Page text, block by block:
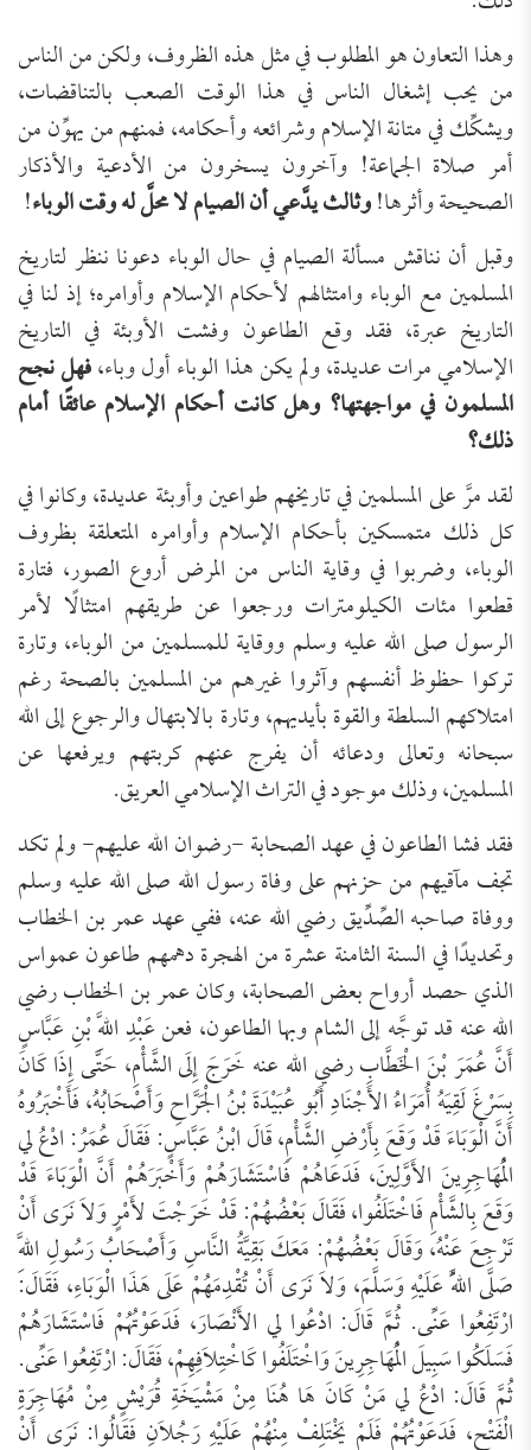
وهذا التعاون هو المطلوب في مثل هذه الظروف، ولكن من الناس
من يحب إشغال الناس في هذا الوقت الصعب بالتناقضات،
ويشكِّك في متانة الإسلام وشرائعه وأحكامه، فمنهم من يهوِّن من
أمر صلاة الجماعة! وآخرون يسخرون من الأدعية والأذكار
الصحيحة وأثرها!وثالث يدَّعي أن الصيام لا محلَّ له وقت الوباء!
وقبل أن نناقش مسألة الصيام في حال الوباء دعونا ننظر لتاريخ
المسلمين مع الوباء وامتثالهم لأحكام الإسلام وأوامره؛ إذ لنا في
التاريخ عبرة، فقد وقع الطاعون وفشت الأوبئة في التاريخ
الإسلامي مرات عديدة، ولم يكن هذا الوباء أول وباء،فهل نجح
المسلمون في مواجهتها؟ وهل كانت أحكام الإسلام عائقًا أمام
ذلك؟
لقد مرَّ على المسلمين في تاريخهم طواعين وأوبئة عديدة، وكانوا في
كل ذلك متمسكين بأحكام الإسلام وأوامره المتعلقة بظروف
الوباء، وضربوا في وقاية الناس من المرض أروع الصور، فتارة
قطعوا مئات الكيلومترات ورجعوا عن طريقهم امتثالًا لأمر
الرسول صلى الله عليه وسلم ووقاية للمسلمين من الوباء، وتارة
تركوا حظوظ أنفسهم وآثروا غيرهم من المسلمين بالصحة رغم
امتلاكهم السلطة والقوة بأيديهم، وتارة بالابتهال والرجوع إلى الله
سبحانه وتعالى ودعائه أن يفرج عنهم كربتهم ويرفعها عن
المسلمين، وذلك موجود في التراث الإسلامي العريق.
فقد فشا الطاعون في عهد الصحابة -رضوان الله عليهم- ولم تكد
تجف مآقيهم من حزنهم على وفاة رسول الله صلى الله عليه وسلم
ووفاة صاحبه الصِّدِّيق رضي الله عنه، ففي عهد عمر بن الخطاب
وتحديدًا في السنة الثامنة عشرة من الهجرة دهمهم طاعون عمواس
الذي حصد أرواح بعض الصحابة، وكان عمر بن الخطاب رضي
الله عنه قد توجَّه إلى الشام وبها الطاعون، فعن عَبْدِ اللَّهِ بْنِ عَبَّاسٍ
أَنَّ عُمَرَ بْنَ الْخَطَّابِ رضي الله عنه خَرَجَ إِلَى الشَّأْمِ، حَتَّى إِذَا كَانَ
بِسَرْغَ لَقِيَهُ أُمَرَاءُ الأَجْنَادِ أَبُو عُبَيْدَةَ بْنُ الْجَرَّاحِ وَأَصْحَابُهُ، فَأَخْبَرُوهُ
أَنَّ الْوَبَاءَ قَدْ وَقَعَ بِأَرْضِ الشَّأْمِ، قَالَ ابْنُ عَبَّاسٍ: فَقَالَ عُمَرُ: ادْعُ لي
الْمُهَاجِرِينَ الأَوَّلِينَ، فَدَعَاهُمْ فَاسْتَشَارَهُمْ وَأَخْبَرَهُمْ أَنَّ الْوَبَاءَ قَدْ
وَقَعَ بِالشَّأْمِ فَاخْتَلَفُوا، فَقَالَ بَعْضُهُمْ: قَدْ خَرَجْتَ لأَمْرٍ وَلاَ نَرَى أَنْ
تَرْجِعَ عَنْهُ، وَقَالَ بَعْضُهُمْ: مَعَكَ بَقِيَّةُ النَّاسِ وَأَصْحَابُ رَسُولِ اللَّهِ
صَلَّى اللَّهُ عَلَيْهِ وَسَلَّمَ، وَلاَ نَرَى أَنْ تُقْدِمَهُمْ عَلَى هَذَا الْوَبَاءِ، فَقَالَ:
ارْتَفِعُوا عَنِّى. ثُمَّ قَالَ: ادْعُوا لي الأَنْصَارَ، فَدَعَوْتُهُمْ فَاسْتَشَارَهُمْ
فَسَلَكُوا سَبِيلَ الْمُهَاجِرِينَ وَاخْتَلَفُوا كَاخْتِلاَفِهِمْ، فَقَالَ: ارْتَفِعُوا عَنِّى.
ثُمَّ قَالَ: ادْعُ لي مَنْ كَانَ هَا هُنَا مِنْ مَشْيَخَةِ قُرَيْشٍ مِنْ مُهَاجِرَةِ
الْفَتْحِ، فَدَعَوْتُهُمْ فَلَمْ يَخْتَلِفْ مِنْهُمْ عَلَيْهِ رَجُلاَنِ فَقَالُوا: نَرَى أَنْ